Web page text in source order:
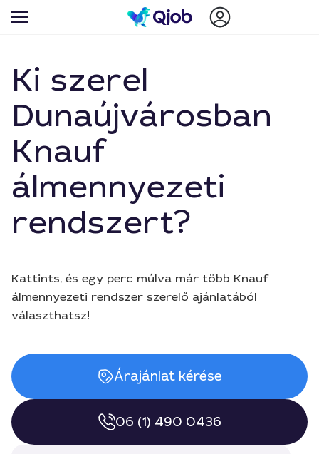
Ki szerel
Dunaújvárosban
Knauf
álmennyezeti
rendszert?
Kattints, és egy perc múlva már több Knauf
álmennyezeti rendszer szerelő ajánlatából
választhatsz!
Árajánlat kérése
06 (1) 490 0436